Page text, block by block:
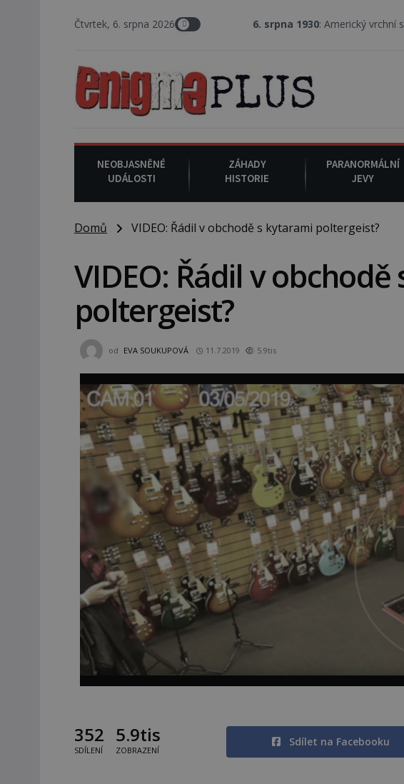
Čtvrtek, 6. srpna 20266. srpna 1930 : Americký vrchní soudce
NEOBJASNĚNÉ
UDÁLOSTI
ZÁHADY
HISTORIE
PARANORMÁLNÍ
JEVY
Domů VIDEO: Řádil v obchodě s kytarami poltergeist?
VIDEO: Řádil v
poltergeist?
od EVA SOUKUPOVÁ 11.7.2019 5.9tis
352
SDÍLENÍ
5.9tis
ZOBRAZENÍ
Sdílet na Facebooku